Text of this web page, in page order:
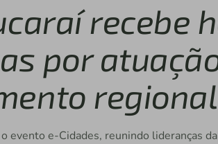
recebe
por
regional
evento e-Cidades, reunindo lideranças